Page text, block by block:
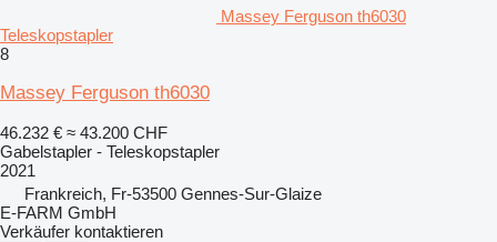
Massey Ferguson th6030
Teleskopstapler
8
Massey Ferguson th6030
46.232 € ≈ 43.200 CHF
Gabelstapler - Teleskopstapler
2021
Frankreich, Fr-53500 Gennes-Sur-Glaize
E-FARM GmbH
Verkäufer kontaktieren